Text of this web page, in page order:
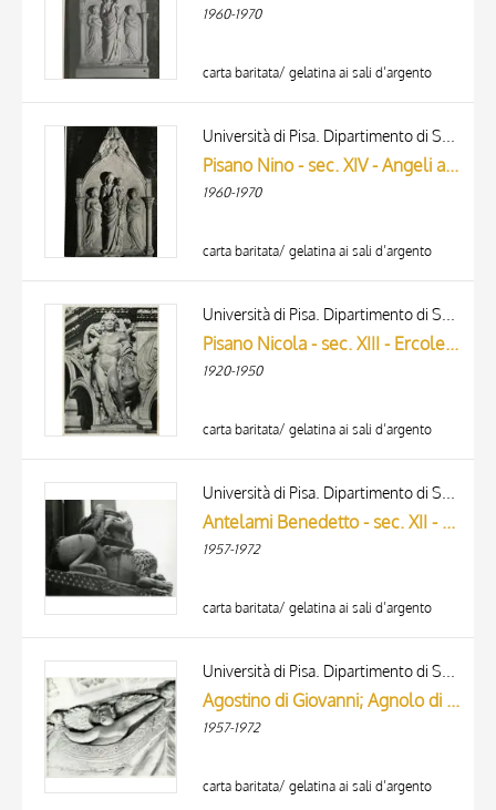
1960-1970
carta baritata/ gelatina ai sali d’argento
Pisano Nino - sec. XIV - Angeli adoranti la Madonna con Bambino
1960-1970
carta baritata/ gelatina ai sali d’argento
Pisano Nicola - sec. XIII - Ercole e il leone di Nemea
1920-1950
carta baritata/ gelatina ai sali d’argento
Antelami Benedetto - sec. XII - Leone stiloforo
1957-1972
carta baritata/ gelatina ai sali d’argento
Agostino di Giovanni; Agnolo di Ventura - sec. XIV - Putto reggicortina. Particolare della Tomba del Vescovo Tarlati
1957-1972
carta baritata/ gelatina ai sali d’argento